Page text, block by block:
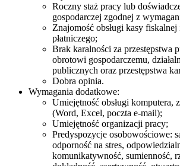
Roczny staż pracy lub
gospodarczej zgodnej z
Znajomość obsługi kasy fiskalnej
płatniczego;
Brak karalności za przestępstwa
obrotowi gospodarczemu,
publicznych oraz przestępstwa
Dobra opinia.
Wymagania dodatkowe:
Umiejętność obsługi komputera,
(Word, Excel, poczta e-mail);
Umiejętność organizacji pracy;
Predyspozycje osobowościowe:
odporność na stres,
komunikatywność, sumienność,